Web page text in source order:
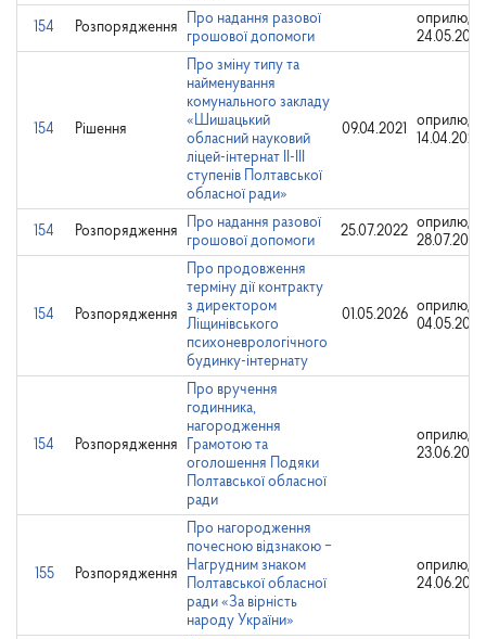
154 Розпорядження
Про надання разової
грошової допомоги
24.05.2024
154 Рішення
Про зміну типу та
найменування
комунального закладу
«Шишацький
обласний науковий
ліцей-інтернат ІІ-ІІІ
ступенів Полтавської
обласної ради»
09.04.2021
14.04.2021
154 Розпорядження
Про надання разової
грошової допомоги
25.07.2022
28.07.2022
154 Розпорядження
Про продовження
терміну дії контракту
з директором
Ліщинівського
психоневрологічного
будинку-інтернату
01.05.2026
04.05.2026
154 Розпорядження
Про вручення
годинника,
нагородження
Грамотою та
оголошення Подяки
Полтавської обласної
ради
23.06.2025
155 Розпорядження
Про нагородження
почесною відзнакою ‒
Нагрудним знаком
Полтавської обласної
ради «За вірність
народу України»
24.06.2025